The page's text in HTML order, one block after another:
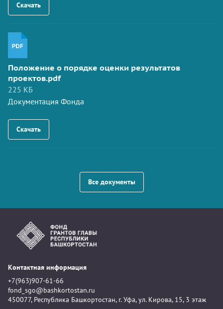
Скачать
Положение о порядке оценки результатов
проектов.pdf
225 КБ
Документация Фонда
Скачать
Все документы
Контактная информация
+7(963)907-61-66
fond_sgo@bashkortostan.ru
450077, Республика Башкортостан, г. Уфа, ул. Кирова, 15, 3 этаж